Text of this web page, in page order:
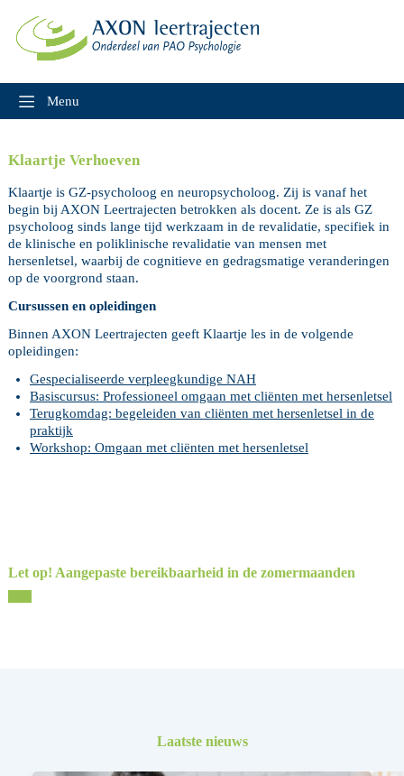
content
Menu
Klaartje Verhoeven
Klaartje is GZ-psycholoog en neuropsycholoog. Zij is vanaf het
begin bij AXON Leertrajecten betrokken als docent. Ze is als GZ
psycholoog sinds lange tijd werkzaam in de revalidatie, specifiek in
de klinische en poliklinische revalidatie van mensen met
hersenletsel, waarbij de cognitieve en gedragsmatige veranderingen
op de voorgrond staan.
Cursussen en opleidingen
Binnen AXON Leertrajecten geeft Klaartje les in de volgende
opleidingen:
Gespecialiseerde verpleegkundige NAH
Basiscursus: Professioneel omgaan met cliënten met hersenletsel
Terugkomdag: begeleiden van cliënten met hersenletsel in de
praktijk
Workshop: Omgaan met cliënten met hersenletsel
Let op! Aangepaste bereikbaarheid in de zomermaanden
Laatste nieuws